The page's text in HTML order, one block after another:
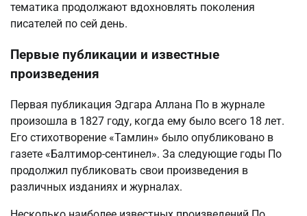
тематика продолжают вдохновлять поколения
писателей по сей день.
Первые публикации и известные
произведения
Первая публикация Эдгара Аллана По в журнале
произошла в 1827 году, когда ему было всего 18 лет.
Его стихотворение «Тамлин» было опубликовано в
газете «Балтимор-сентинел». За следующие годы По
продолжил публиковать свои произведения в
различных изданиях и журналах.